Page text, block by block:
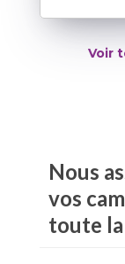
Voir
Nous
vos
toute